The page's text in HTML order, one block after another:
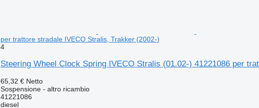
per trattore stradale IVECO Stralis, Trakker (2002-)
4
Steering Wheel Clock Spring IVECO Stralis (01.02-) 41221086 per
65,32 € Netto
Sospensione - altro ricambio
41221086
diesel